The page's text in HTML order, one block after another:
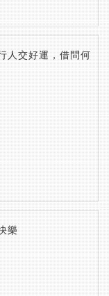
人交好運，借問何
樂